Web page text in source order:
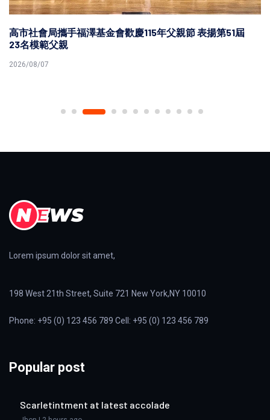
高市社會局攜手福澤基金會歡慶115年父親節 表揚第51屆
23名模範父親
2026/08/07
Lorem ipsum dolor sit amet,
198 West 21th Street, Suite 721 New York,NY 10010
Phone: +95 (0) 123 456 789 Cell: +95 (0) 123 456 789
Popular post
Scarletintment at latest accolade